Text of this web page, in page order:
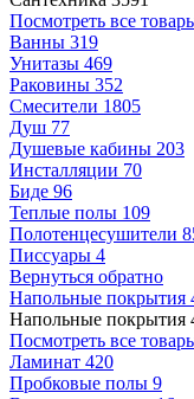
Посмотреть все
Ванны 319
Унитазы 469
Раковины 352
Смесители 1805
Душ 77
Душевые кабины 203
Инсталляции 70
Биде 96
Теплые полы 109
Полотенцесушители
Писсуары 4
Вернуться обратно
Напольные покрытия
Напольные покрытия
Посмотреть все
Ламинат 420
Пробковые полы 9